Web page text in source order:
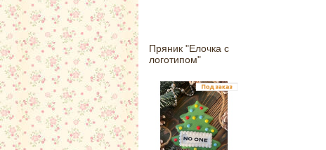
Пряник "Елочка с
логотипом"